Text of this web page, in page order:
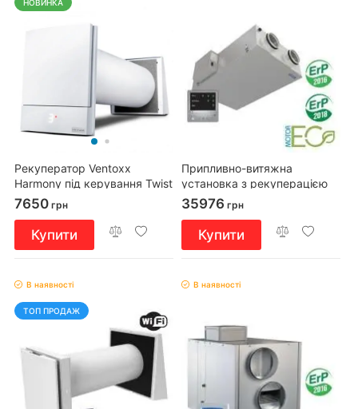
НОВИНКА
Рекуператор Ventoxx
Harmony під керування Twist
з зовнішнім ковпаком,
повітропровід 0,75м
7650 грн
Купити
Припливно-витяжна
установка з рекуперацією
тепла ВЕНТС ВУТ2 200 П
35976 грн
Купити
В наявності
ТОП ПРОДАЖ
В наявності